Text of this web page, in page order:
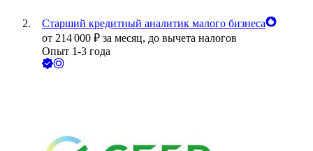
Старший кредитный аналитик малого бизнеса
от 214 000 ₽ за месяц, до вычета налогов
Опыт 1-3 года